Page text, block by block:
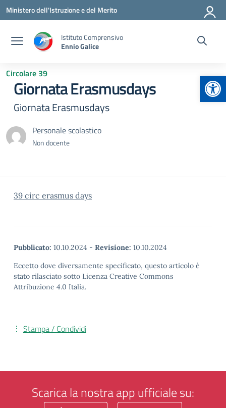
Vai ai contenuti
Vai al menu di navigazione
Vai al footer
Ministero dell'Istruzione e del Merito
Istituto Comprensivo
Ennio Galice
Circolare 39
Giornata Erasmusdays
Giornata Erasmusdays
Personale scolastico
Non docente
39 circ erasmus days
Pubblicato: 10.10.2024 - Revisione: 10.10.2024
Eccetto dove diversamente specificato, questo articolo è
stato rilasciato sotto Licenza Creative Commons
Attribuzione 4.0 Italia.
Stampa / Condividi
Scarica la nostra app ufficiale su: